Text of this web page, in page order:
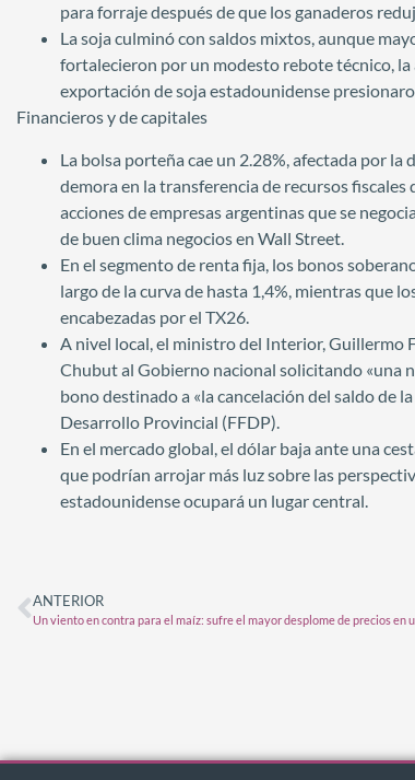
para forraje después de que los ganaderos
La soja culminó con saldos mixtos, aunque
fortalecieron por un modesto rebote técnico,
exportación de soja estadounidense
Financieros y de capitales
La bolsa porteña cae un 2.28%, afectada por
demora en la transferencia de recursos
acciones de empresas argentinas que se
de buen clima negocios en Wall Street.
En el segmento de renta fija, los bonos
largo de la curva de hasta 1,4%, mientras que
encabezadas por el TX26.
A nivel local, el ministro del Interior, Guillermo
Chubut al Gobierno nacional solicitando «una
bono destinado a «la cancelación del saldo de
Desarrollo Provincial (FFDP).
En el mercado global, el dólar baja ante una
que podrían arrojar más luz sobre las
estadounidense ocupará un lugar central.
ANTERIOR
Un viento en contra para el maíz: sufre el mayor desplome de precios en